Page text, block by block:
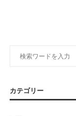
カテゴリー